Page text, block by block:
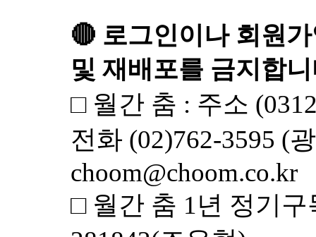
🔴 로그인이나 회원
및 재배포를 금지합
□ 월간 춤 : 주소
전화 (02)762-3595 (
choom@choom.co.kr
□ 월간 춤 1년 정기구